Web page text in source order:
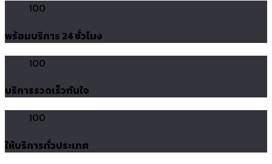
100
พร้อมบริการ 24 ชั่วโมง
100
บริการรวดเร็วทันใจ
100
ให้บริการทั่วประเทศ